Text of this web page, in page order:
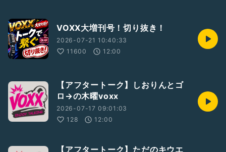
VOXX大増刊号！切り抜き！
2026-07-21 10:40:33
11600
12:00
【アフタートーク】しおりんとゴ
ロ→の木曜voxx
2026-07-17 09:01:03
128
12:00
【アフタートーク】ただのキウエ